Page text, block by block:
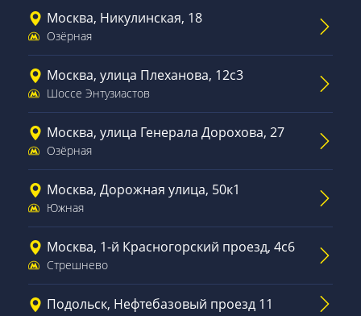
Москва, Никулинская, 18
Озёрная
Москва, улица Плеханова, 12с3
Шоссе Энтузиастов
Москва, улица Генерала Дорохова, 27
Озёрная
Москва, Дорожная улица, 50к1
Южная
Москва, 1-й Красногорский проезд, 4с6
Стрешнево
Подольск, Нефтебазовый проезд 11